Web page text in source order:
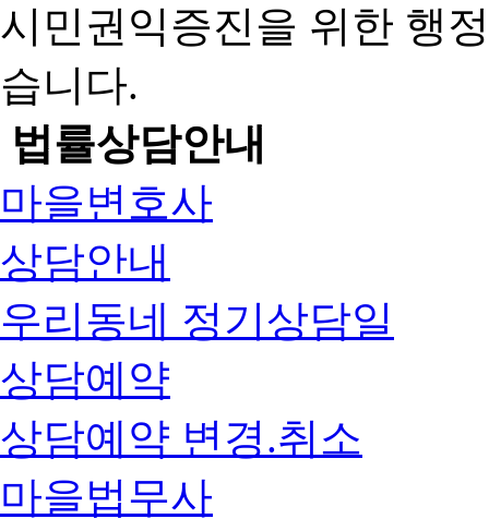
시민권익증진을 위한 행
습니다.
법률상담안내
마을변호사
상담안내
우리동네 정기상담일
상담예약
상담예약 변경.취소
마을법무사